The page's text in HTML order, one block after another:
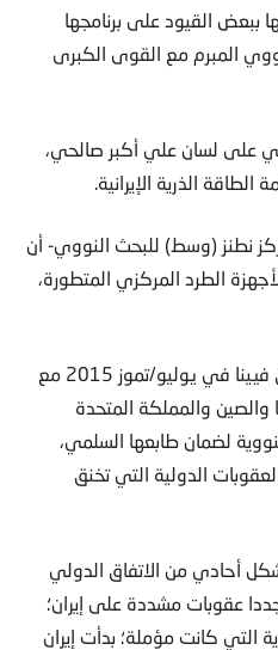
ببعض القيود على برنامجها
المبرم مع القوى الكبرى
على لسان علي أكبر صالحي،
الذرية الإيرانية.
نطنز (وسط) للبحث النووي- أن
الطرد المركزي المتطورة،
وكانت إيران قبلت بموجب اتفاق فيينا في يوليو/تموز 2015 مع
والصين والمملكة المتحدة
لضمان طابعها السلمي،
الدولية التي تخنق
أحادي من الاتفاق الدولي
وفرضها مجددا عقوبات مشددة على إيران؛
التي كانت مؤملة؛ بدأت إيران